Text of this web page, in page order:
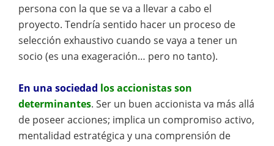
persona con la que se va a llevar a cabo el
proyecto. Tendría sentido hacer un proceso de
selección exhaustivo cuando se vaya a tener un
socio (es una exageración… pero no tanto).
En una sociedad los accionistas son
determinantes. Ser un buen accionista va más allá
de poseer acciones; implica un compromiso activo,
mentalidad estratégica y una comprensión de